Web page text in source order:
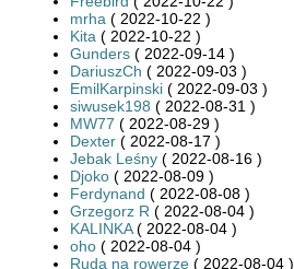
mrha ( 2022-10-22 )
Kita ( 2022-10-22 )
Gunders ( 2022-09-14 )
DariuszCh ( 2022-09-03 )
EmilKarpinski ( 2022-09-03 )
siwusek198 ( 2022-08-31 )
MW77 ( 2022-08-29 )
Dexter ( 2022-08-17 )
Jebak Leśny ( 2022-08-16 )
Djoko ( 2022-08-09 )
Ferdynand ( 2022-08-08 )
Grzegorz R ( 2022-08-04 )
KALINKA( 2022-08-04 )
oho ( 2022-08-04 )
Ruda na rowerze ( 2022-08-04 )